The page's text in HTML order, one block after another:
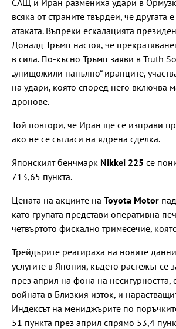
всяка от страните твърдеи, че другата
атаката. Въпреки ескалацията
Доналд Тръмп настоя, че
в сила. По-късно Тръмп заяви в Truth
„унищожили напълно“ иранците,
на удари, която според него включва
дронове.
Той повтори, че Иран ще се изправи
ако не се съгласи на ядрена сделка.
Японският бенчмарк Nikkei 225 се
713,65 пункта.
Цената на акциите на Toyota Motor
като групата представи оперативна
четвъртото фискално тримесечие,
Трейдърите реагираха на новите
услугите в Япония, където растежът се
през април на фона на несигурността,
войната в Близкия изток, и
Индексът на мениджърите по
51 пункта през април спрямо 53,4